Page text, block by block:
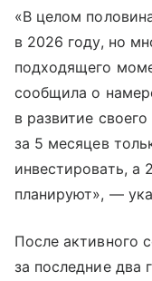
«В целом
в 2026 году, но
подходящего
сообщила о
в развитие
за 5 месяцев
инвестировать, а
планируют», —
После активного
за последние два